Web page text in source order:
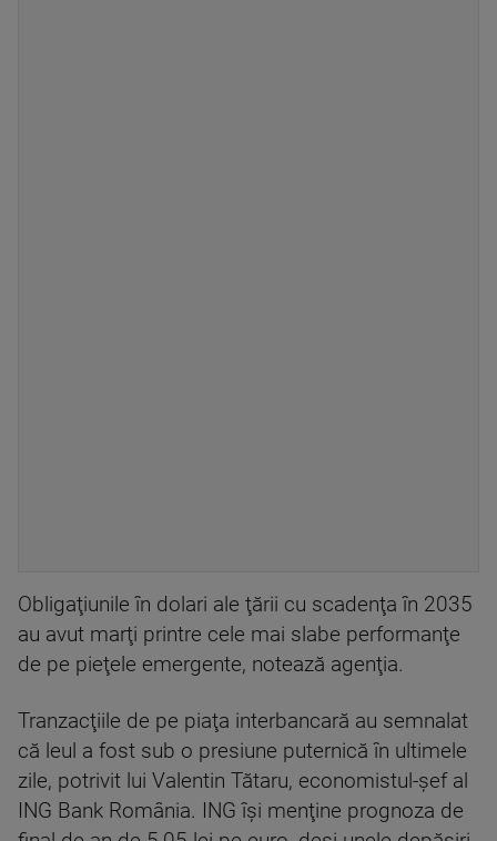
Obligaţiunile în dolari ale ţării cu scadenţa în 2035
au avut marţi printre cele mai slabe performanţe
de pe pieţele emergente, notează agenţia.
Tranzacţiile de pe piaţa interbancară au semnalat
că leul a fost sub o presiune puternică în ultimele
zile, potrivit lui Valentin Tătaru, economistul-şef al
ING Bank România. ING îşi menţine prognoza de